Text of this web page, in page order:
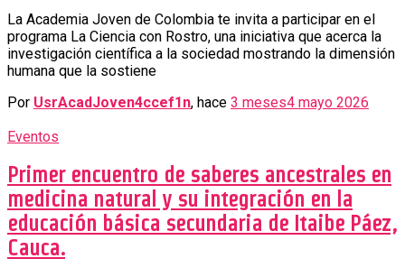
La Academia Joven de Colombia te invita a participar en el
programa La Ciencia con Rostro, una iniciativa que acerca la
investigación científica a la sociedad mostrando la dimensión
humana que la sostiene
Por UsrAcadJoven4ccef1n, hace 3 meses4 mayo 2026
Eventos
Primer encuentro de saberes ancestrales en
medicina natural y su integración en la
educación básica secundaria de Itaibe Páez,
Cauca.